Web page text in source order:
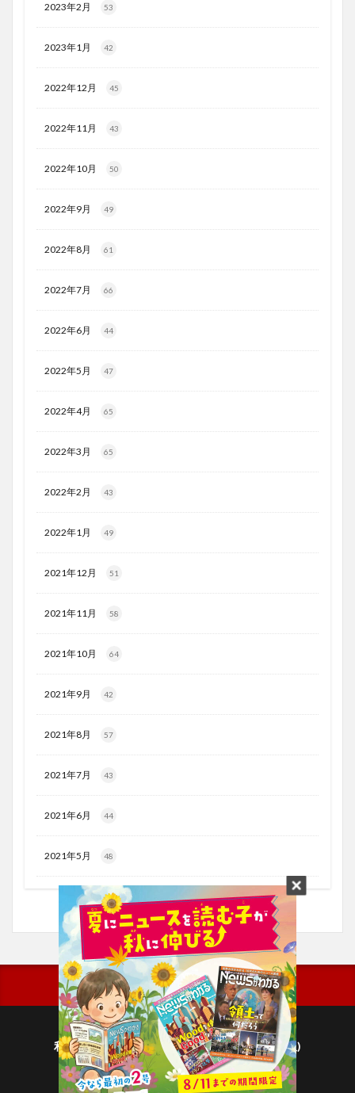
2023年2月 53
2023年1月 42
2022年12月 45
2022年11月 43
2022年10月 50
2022年9月 49
2022年8月 61
2022年7月 66
2022年6月 44
2022年5月 47
2022年4月 65
2022年3月 65
2022年2月 43
2022年1月 49
2021年12月 51
2021年11月 58
2021年10月 64
2021年9月 42
2021年8月 57
2021年7月 43
2021年6月 44
2021年5月 48
利用規約
プライバシーポリシー(毎日新聞出版)
個人情報について(毎日新聞社)